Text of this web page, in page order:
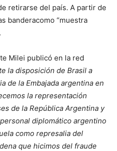
retirarse del país. A partir de
banderacomo “muestra
Milei publicó en la red
la disposición de Brasil a
de la Embajada argentina en
la representación
de la República Argentina y
diplomático argentino
como represalia del
que hicimos del fraude